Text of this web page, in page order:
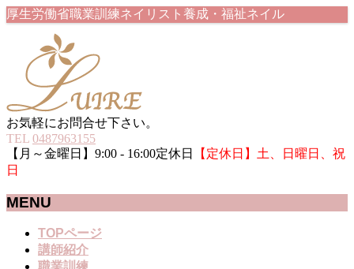
厚生労働省職業訓練ネイリスト養成・福祉ネイル
お気軽にお問合せ下さい。
TEL 0487963155
【月～金曜日】9:00 - 16:00定休日
【定休日】土、日曜日、祝
日
MENU
TOPページ
講師紹介